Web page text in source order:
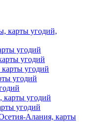
карты угодий,
угодий
угодий
угодий
угодий
угодий
угодий
Алания, карты